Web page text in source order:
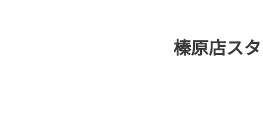
榛原店ス